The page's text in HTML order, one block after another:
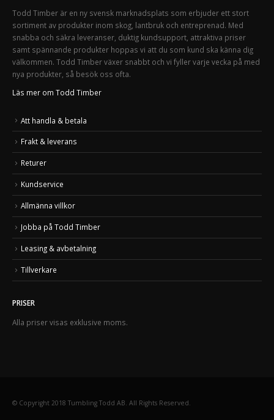
Todd Timber är en ny svensk marknadsplats som erbjuder ett stort
sortiment av produkter inom skog, lantbruk och entreprenad. Med
snabba och säkra leveranser, duktig kundsupport, attraktiva priser
samt spännande produkter hoppas vi att du som kund ska känna dig
välkommen. Todd Timber växer snabbt och vi fyller varje vecka på med
nya produkter, så besök oss ofta.
Läs mer om Todd Timber
Att handla & betala
Frakt & leverans
Returer
Kundservice
Allmänna villkor
Jobba på Todd Timber
Leasing & avbetalning
Tillverkare
PRISER
Alla priser visas exklusive moms.
© Copyright 2018 Tumbling Todd AB. All Rights Reserved.